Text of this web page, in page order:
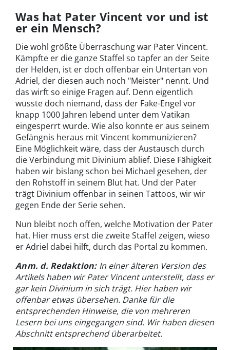
Was hat Pater Vincent vor und ist
er ein Mensch?
Die wohl größte Überraschung war Pater Vincent.
Kämpfte er die ganze Staffel so tapfer an der Seite
der Helden, ist er doch offenbar ein Untertan von
Adriel, der diesen auch noch "Meister" nennt. Und
das wirft so einige Fragen auf. Denn eigentlich
wusste doch niemand, dass der Fake-Engel vor
knapp 1000 Jahren lebend unter dem Vatikan
eingesperrt wurde. Wie also konnte er aus seinem
Gefängnis heraus mit Vincent kommunizieren?
Eine Möglichkeit wäre, dass der Austausch durch
die Verbindung mit Divinium ablief. Diese Fähigkeit
haben wir bislang schon bei Michael gesehen, der
den Rohstoff in seinem Blut hat. Und der Pater
trägt Divinium offenbar in seinen Tattoos, wir wir
gegen Ende der Serie sehen.
Nun bleibt noch offen, welche Motivation der Pater
hat. Hier muss erst die zweite Staffel zeigen, wieso
er Adriel dabei hilft, durch das Portal zu kommen.
Anm. d. Redaktion:In einer älteren Version des
Artikels haben wir Pater Vincent unterstellt, dass er
gar kein Divinium in sich trägt. Hier haben wir
offenbar etwas übersehen. Danke für die
entsprechenden Hinweise, die von mehreren
Lesern bei uns eingegangen sind. Wir haben diesen
Abschnitt entsprechend überarbeitet.